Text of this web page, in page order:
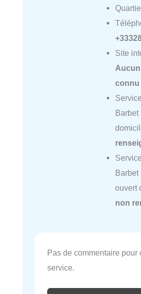
Site
connu
ouvert
non
Pas de commentaire pour
service.